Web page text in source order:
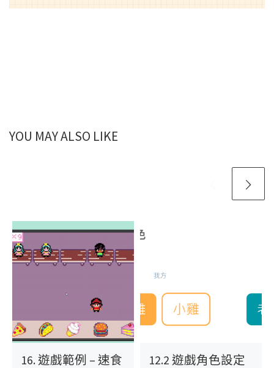
YOU MAY ALSO LIKE
16. 遊戲範例 – 速食
12.2 遊戲角色設定